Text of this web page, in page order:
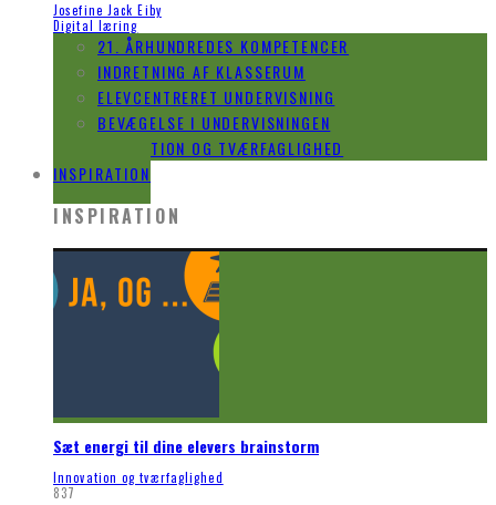
Josefine Jack Eiby
Digital læring
21. ÅRHUNDREDES KOMPETENCER
INDRETNING AF KLASSERUM
ELEVCENTRERET UNDERVISNING
BEVÆGELSE I UNDERVISNINGEN
INNOVATION OG TVÆRFAGLIGHED
INSPIRATION
INSPIRATION
Sæt energi til dine elevers brainstorm
Innovation og tværfaglighed
837